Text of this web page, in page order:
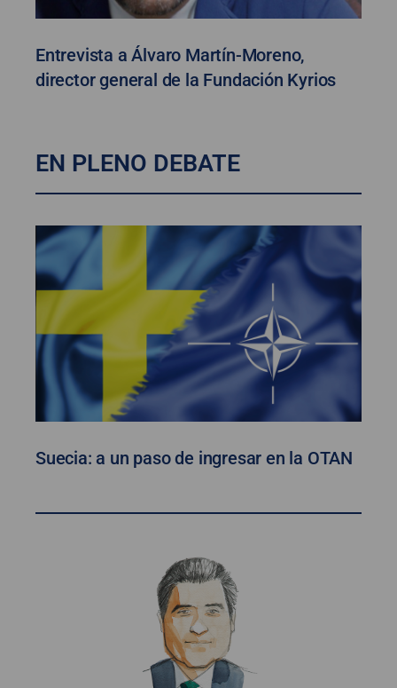
Entrevista a Álvaro Martín-Moreno,
director general de la Fundación Kyrios
EN PLENO DEBATE
Suecia: a un paso de ingresar en la OTAN